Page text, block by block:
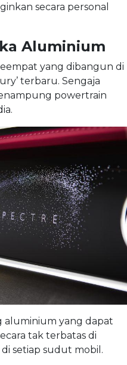
secara personal
Aluminium
yang dibangun di
terbaru. Sengaja
powertrain
aluminium yang dapat
tak terbatas di
setiap sudut mobil.